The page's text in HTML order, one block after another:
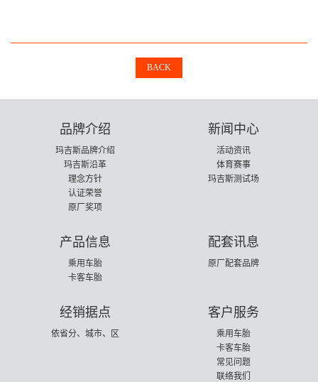
BACK
品牌介绍
玛吉斯品牌介绍
玛吉斯沿革
理念方针
认证荣誉
原厂奖项
新闻中心
活动资讯
体育赛事
玛吉斯测试场
产品信息
乘用车胎
卡客车胎
配套讯息
原厂配套品牌
经销据点
依省分、城市、区
客户服务
乘用车胎
卡客车胎
常见问题
联络我们